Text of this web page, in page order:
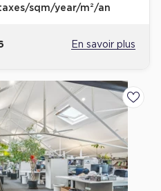
sqm/year/m²/an
En savoir plus